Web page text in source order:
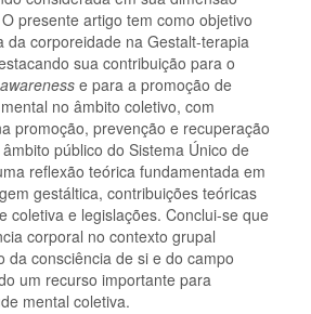
presente artigo tem como objetivo
da corporeidade na Gestalt-terapia
sua contribuição para o
awareness e para a promoção de
no âmbito coletivo, com
promoção, prevenção e recuperação
público do Sistema Único de
reflexão teórica fundamentada em
gestáltica, contribuições teóricas
coletiva e legislações. Conclui-se que
corporal no contexto grupal
da consciência de si e do campo
um recurso importante para
mental coletiva.